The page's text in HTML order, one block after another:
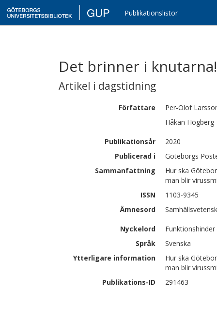
GUP Publikationslistor
Det brinner i knutarna!
Artikel i dagstidning
Författare Per-Olof
Håkan Högberg
Publikationsår
2020
Publicerad i
Göteborgs
Sammanfattning
Hur ska
man blir
ISSN
1103-9345
Ämnesord
Nyckelord
Språk
Svenska
Ytterligare information
Hur ska
man blir
Publikations-ID
291463